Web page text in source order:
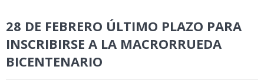
28 DE FEBRERO ÚLTIMO PLAZO PARA
INSCRIBIRSE A LA MACRORRUEDA
BICENTENARIO